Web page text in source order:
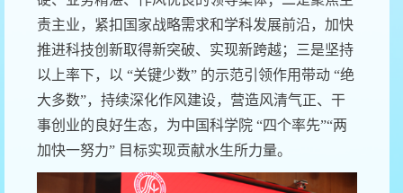
责主业，紧扣国家战略需求和学科发展前沿，加快
推进科技创新取得新突破、实现新跨越；三是坚持
以上率下，以 “关键少数” 的示范引领作用带动 “绝
大多数”，持续深化作风建设，营造风清气正、干
事创业的良好生态，为中国科学院 “四个率先”“两
加快一努力” 目标实现贡献水生所力量。